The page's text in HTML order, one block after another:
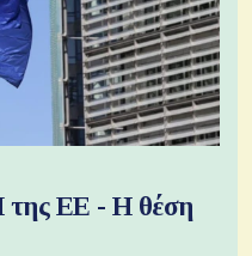
της ΕΕ - Η θέση